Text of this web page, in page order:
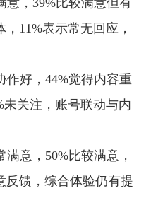
11%表示常无回应，
作好，44%觉得内容重
未关注，账号联动与内
意，50%比较满意，
反馈，综合体验仍有提